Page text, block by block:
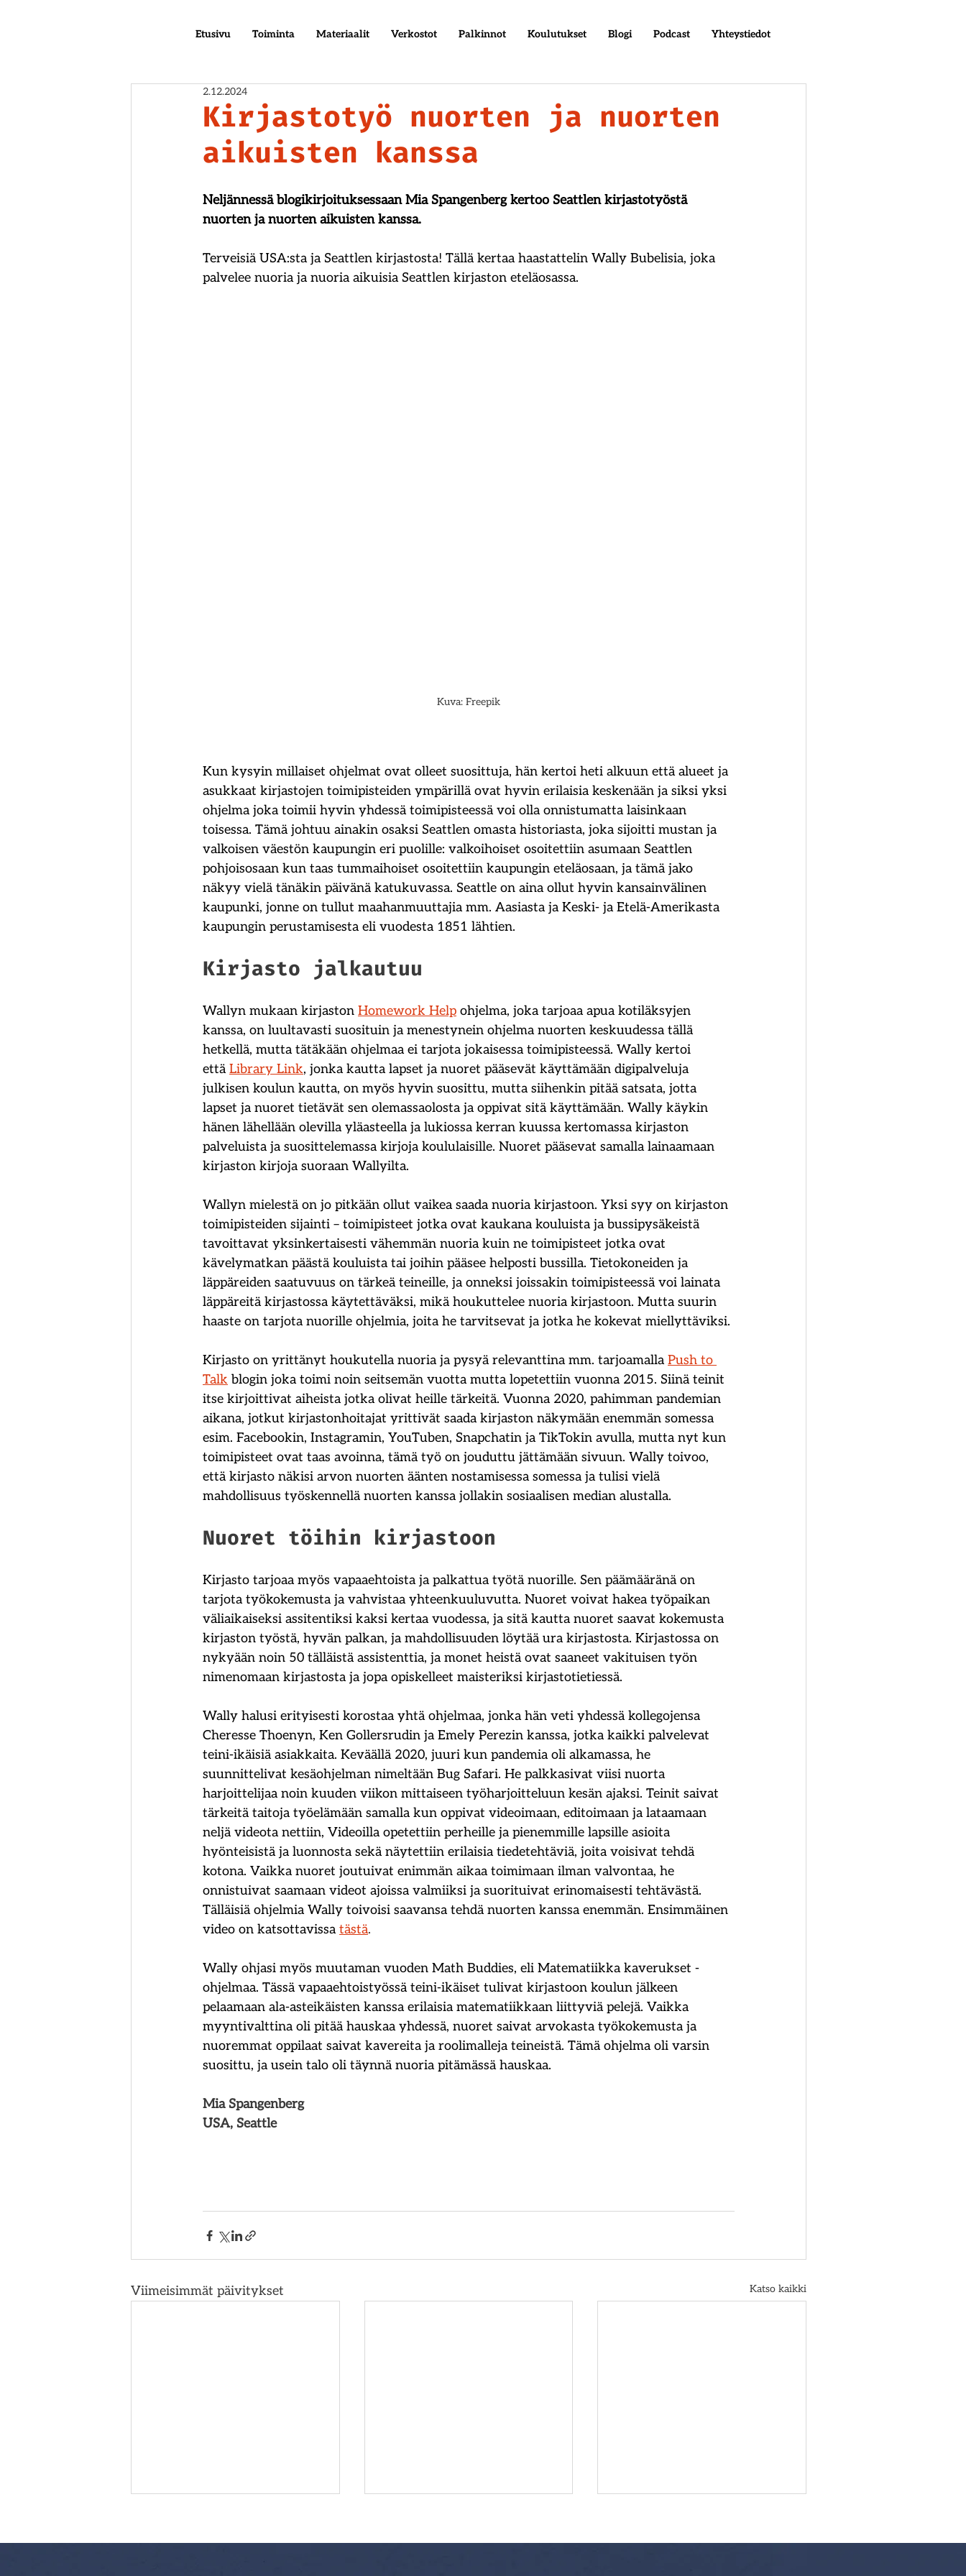
Etusivu Toiminta Materiaalit Verkostot Palkinnot Koulutukset Blogi Podcast Yhteystiedot
Kirjastotyö nuorten ja nuorten
aikuisten kanssa
2.12.2024
Neljännessä blogikirjoituksessaan Mia Spangenberg kertoo Seattlen kirjastotyöstä
nuorten ja nuorten aikuisten kanssa.
Terveisiä USA:sta ja Seattlen kirjastosta! Tällä kertaa haastattelin Wally Bubelisia, joka
palvelee nuoria ja nuoria aikuisia Seattlen kirjaston eteläosassa.
Kuva: Freepik
Kun kysyin millaiset ohjelmat ovat olleet suosittuja, hän kertoi heti alkuun että alueet ja
asukkaat kirjastojen toimipisteiden ympärillä ovat hyvin erilaisia keskenään ja siksi yksi
ohjelma joka toimii hyvin yhdessä toimipisteessä voi olla onnistumatta laisinkaan
toisessa. Tämä johtuu ainakin osaksi Seattlen omasta historiasta, joka sijoitti mustan ja
valkoisen väestön kaupungin eri puolille: valkoihoiset osoitettiin asumaan Seattlen
pohjoisosaan kun taas tummaihoiset osoitettiin kaupungin eteläosaan, ja tämä jako
näkyy vielä tänäkin päivänä katukuvassa. Seattle on aina ollut hyvin kansainvälinen
kaupunki, jonne on tullut maahanmuuttajia mm. Aasiasta ja Keski- ja Etelä-Amerikasta
kaupungin perustamisesta eli vuodesta 1851 lähtien.
Kirjasto jalkautuu
Wallyn mukaan kirjaston Homework Help ohjelma, joka tarjoaa apua kotiläksyjen
kanssa, on luultavasti suosituin ja menestynein ohjelma nuorten keskuudessa tällä
hetkellä, mutta tätäkään ohjelmaa ei tarjota jokaisessa toimipisteessä. Wally kertoi
että Library Link, jonka kautta lapset ja nuoret pääsevät käyttämään digipalveluja
julkisen koulun kautta, on myös hyvin suosittu, mutta siihenkin pitää satsata, jotta
lapset ja nuoret tietävät sen olemassaolosta ja oppivat sitä käyttämään. Wally käykin
hänen lähellään olevilla yläasteella ja lukiossa kerran kuussa kertomassa kirjaston
palveluista ja suosittelemassa kirjoja koululaisille. Nuoret pääsevat samalla lainaamaan
kirjaston kirjoja suoraan Wallyilta.
Wallyn mielestä on jo pitkään ollut vaikea saada nuoria kirjastoon. Yksi syy on kirjaston
toimipisteiden sijainti – toimipisteet jotka ovat kaukana kouluista ja bussipysäkeistä
tavoittavat yksinkertaisesti vähemmän nuoria kuin ne toimipisteet jotka ovat
kävelymatkan päästä kouluista tai joihin pääsee helposti bussilla. Tietokoneiden ja
läppäreiden saatuvuus on tärkeä teineille, ja onneksi joissakin toimipisteessä voi lainata
läppäreitä kirjastossa käytettäväksi, mikä houkuttelee nuoria kirjastoon. Mutta suurin
haaste on tarjota nuorille ohjelmia, joita he tarvitsevat ja jotka he kokevat miellyttäviksi.
Kirjasto on yrittänyt houkutella nuoria ja pysyä relevanttina mm. tarjoamalla Push to
Talk blogin joka toimi noin seitsemän vuotta mutta lopetettiin vuonna 2015. Siinä teinit
itse kirjoittivat aiheista jotka olivat heille tärkeitä. Vuonna 2020, pahimman pandemian
aikana, jotkut kirjastonhoitajat yrittivät saada kirjaston näkymään enemmän somessa
esim. Facebookin, Instagramin, YouTuben, Snapchatin ja TikTokin avulla, mutta nyt kun
toimipisteet ovat taas avoinna, tämä työ on jouduttu jättämään sivuun. Wally toivoo,
että kirjasto näkisi arvon nuorten äänten nostamisessa somessa ja tulisi vielä
mahdollisuus työskennellä nuorten kanssa jollakin sosiaalisen median alustalla.
Nuoret töihin kirjastoon
Kirjasto tarjoaa myös vapaaehtoista ja palkattua työtä nuorille. Sen päämääränä on
tarjota työkokemusta ja vahvistaa yhteenkuuluvutta. Nuoret voivat hakea työpaikan
väliaikaiseksi assitentiksi kaksi kertaa vuodessa, ja sitä kautta nuoret saavat kokemusta
kirjaston työstä, hyvän palkan, ja mahdollisuuden löytää ura kirjastosta. Kirjastossa on
nykyään noin 50 tälläistä assistenttia, ja monet heistä ovat saaneet vakituisen työn
nimenomaan kirjastosta ja jopa opiskelleet maisteriksi kirjastotietiessä.
Wally halusi erityisesti korostaa yhtä ohjelmaa, jonka hän veti yhdessä kollegojensa
Cheresse Thoenyn, Ken Gollersrudin ja Emely Perezin kanssa, jotka kaikki palvelevat
teini-ikäisiä asiakkaita. Keväällä 2020, juuri kun pandemia oli alkamassa, he
suunnittelivat kesäohjelman nimeltään Bug Safari. He palkkasivat viisi nuorta
harjoittelijaa noin kuuden viikon mittaiseen työharjoitteluun kesän ajaksi. Teinit saivat
tärkeitä taitoja työelämään samalla kun oppivat videoimaan, editoimaan ja lataamaan
neljä videota nettiin, Videoilla opetettiin perheille ja pienemmille lapsille asioita
hyönteisistä ja luonnosta sekä näytettiin erilaisia tiedetehtäviä, joita voisivat tehdä
kotona. Vaikka nuoret joutuivat enimmän aikaa toimimaan ilman valvontaa, he
onnistuivat saamaan videot ajoissa valmiiksi ja suorituivat erinomaisesti tehtävästä.
Tälläisiä ohjelmia Wally toivoisi saavansa tehdä nuorten kanssa enemmän. Ensimmäinen
video on katsottavissa tästä.
Wally ohjasi myös muutaman vuoden Math Buddies, eli Matematiikka kaverukset -
ohjelmaa. Tässä vapaaehtoistyössä teini-ikäiset tulivat kirjastoon koulun jälkeen
pelaamaan ala-asteikäisten kanssa erilaisia matematiikkaan liittyviä pelejä. Vaikka
myyntivalttina oli pitää hauskaa yhdessä, nuoret saivat arvokasta työkokemusta ja
nuoremmat oppilaat saivat kavereita ja roolimalleja teineistä. Tämä ohjelma oli varsin
suosittu, ja usein talo oli täynnä nuoria pitämässä hauskaa.
Mia Spangenberg
USA, Seattle
Viimeisimmät päivitykset Katso kaikki